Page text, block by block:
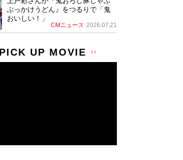
ぶっかけうどん』をつるりで「鬼
おいしい！」
CMニュース 2026.07.21
PICK UP MOVIE